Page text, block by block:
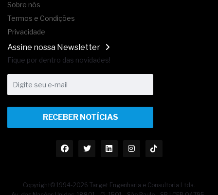
Sobre nós
Termos e Condições
Privacidade
Assine nossa Newsletter
Fique por dentro das novidades!
RECEBER NOTÍCIAS
Copyright© 1994-2026 Target Engenharia e Consultoria Ltda.